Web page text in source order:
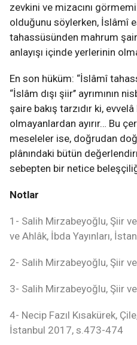
zevkini ve mizacını
olduğunu söylerken, İslâmî
tahassüsünden mahrum şair
anlayışı içinde yerlerinin
En son hüküm: “İslâmî
“İslâm dışı şiir’’ ayrımının
şaire bakış tarzıdır ki,
olmayanlardan ayırır… Bu
meseleler ise, doğrudan
plânındaki bütün
sebepten bir netice
Notlar
1- Salih Mirzabeyoğlu, Şiir
ve Ahlâk, İbda Yayınları,
2- Salih Mirzabeyoğlu, Şiir
3- Salih Mirzabeyoğlu, Şiir
4- Necip Fazıl Kısakürek,
İstanbul 2017, s.473-474